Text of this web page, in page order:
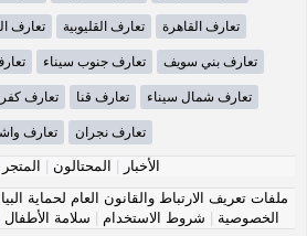
تعارف القاهرة تعارف القليوبية تعارف
تعارف بني سويف تعارف جنوب سيناء
تعارف شمال سيناء تعارف قنا تعارف
تعارف نجران تعارف
الأخبار | المحتالون | المتجر
ملفات تعريف الارتباط والقانون العام لحماية
الخصوصية | شروط الاستخدام | سلامة الأطفال